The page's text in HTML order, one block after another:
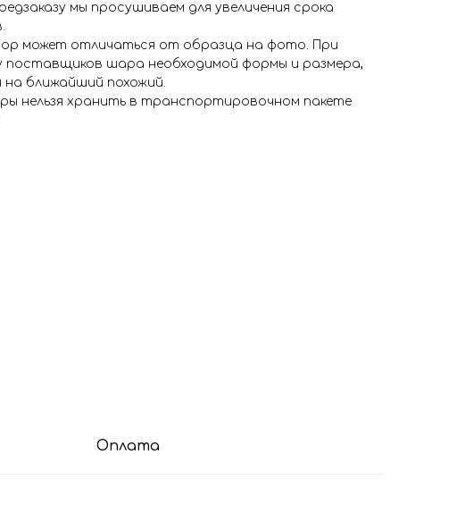
мы просушиваем для увеличения срока
может отличаться от образца на фото. При
шара необходимой формы и размера,
на ближайший похожий.
нельзя хранить в транспортировочном пакете
Оплата